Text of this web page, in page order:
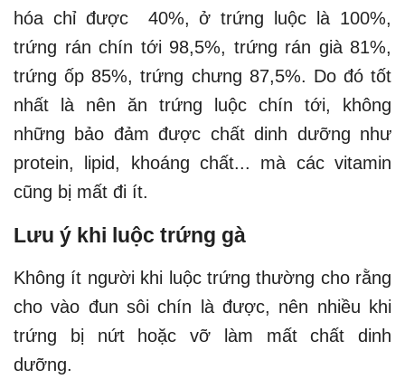
hóa chỉ được 40%, ở trứng luộc là 100%,
trứng rán chín tới 98,5%, trứng rán già 81%,
trứng ốp 85%, trứng chưng 87,5%. Do đó tốt
nhất là nên ăn trứng luộc chín tới, không
những bảo đảm được chất dinh dưỡng như
protein, lipid, khoáng chất... mà các vitamin
cũng bị mất đi ít.
Lưu ý khi luộc trứng gà
Không ít người khi luộc trứng thường cho rằng
cho vào đun sôi chín là được, nên nhiều khi
trứng bị nứt hoặc vỡ làm mất chất dinh
dưỡng.